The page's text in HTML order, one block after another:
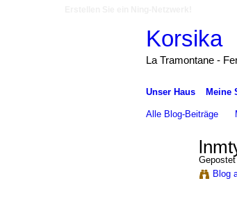
Korsika
La Tramontane -
Unser Haus Meine
Alle Blog-Beiträge
Blog